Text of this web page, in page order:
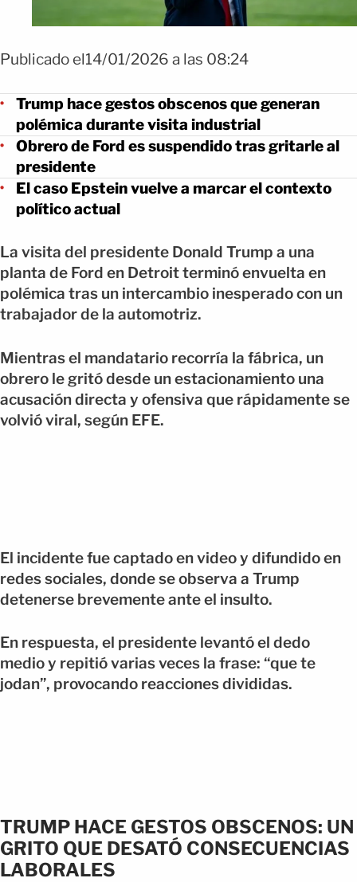
Publicado el14/01/2026 a las 08:24
Trump hace gestos obscenos que generan
polémica durante visita industrial
Obrero de Ford es suspendido tras gritarle al
presidente
El caso Epstein vuelve a marcar el contexto
político actual
La visita del presidente Donald Trump a una
planta de Ford en Detroit terminó envuelta en
polémica tras un intercambio inesperado con un
trabajador de la automotriz.
Mientras el mandatario recorría la fábrica, un
obrero le gritó desde un estacionamiento una
acusación directa y ofensiva que rápidamente se
volvió viral, según EFE.
El incidente fue captado en video y difundido en
redes sociales, donde se observa a Trump
detenerse brevemente ante el insulto.
En respuesta, el presidente levantó el dedo
medio y repitió varias veces la frase: “que te
jodan”, provocando reacciones divididas.
TRUMP HACE GESTOS OBSCENOS: UN
GRITO QUE DESATÓ CONSECUENCIAS
LABORALES